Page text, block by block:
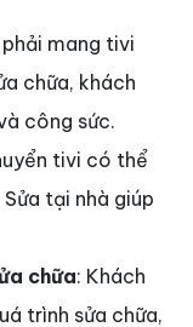
mang tivi
chữa, khách
công sức.
tivi có thể
tại nhà giúp
chữa: Khách
trình sửa chữa,